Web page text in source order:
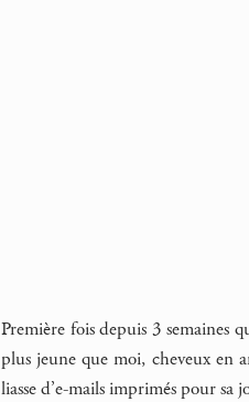
Première fois depuis 3
plus jeune que moi, cheveux en
liasse d’e-mails imprimés pour sa